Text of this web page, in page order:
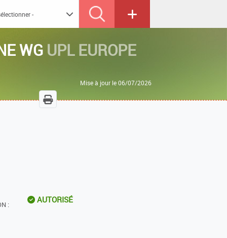
WG UPL EUROPE
Mise à jour le 06/07/2026
:
AUTORISÉ